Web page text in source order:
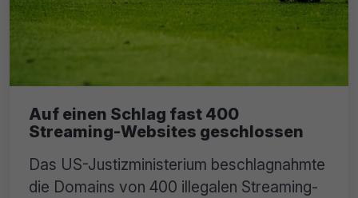
Auf einen Schlag fast 400
Streaming-Websites geschlossen
Das US-Justizministerium beschlagnahmte
die Domains von 400 illegalen Streaming-